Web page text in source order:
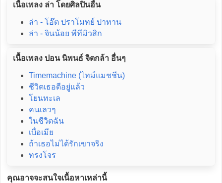
เนื้อเพลง ล่า โดยศิลปินอื่น
ล่า - โอ๊ต ปราโมทย์ ปาทาน
ล่า - จินน้อย พีทีมิวสิก
เนื้อเพลง ปอน นิพนธ์ จิตกล้า อื่นๆ
Timemachine (ไทม์แมชชีน)
ชีวิตเธอดีอยู่แล้ว
โยนทะเล
คนเลวๆ
ในชีวิตฉัน
เบื่อเมีย
ถ้าเธอไม่ได้รักเขาจริง
ทรงโจร
คุณอาจจะสนใจเนื้อหาเหล่านี้